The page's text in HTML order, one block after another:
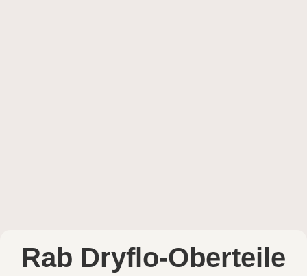
Rab Dryflo-Oberteile